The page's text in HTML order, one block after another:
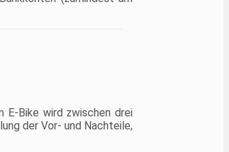
E-Bike wird zwischen drei
der Vor- und Nachteile,